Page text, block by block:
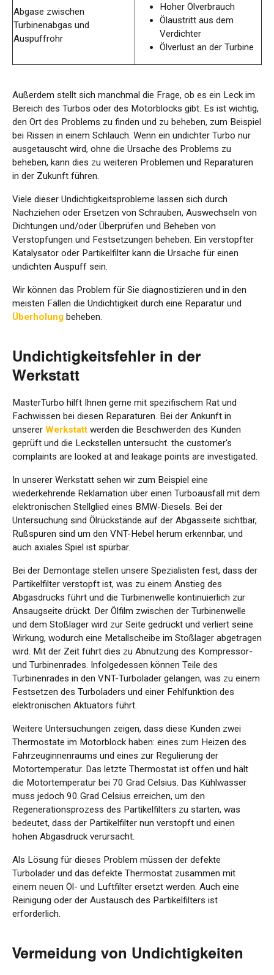
Abgase zwischen
Turbinenabgas und
Auspuffrohr
Hoher Ölverbrauch
Ölaustritt aus dem
Verdichter
Ölverlust an der Turbine
Außerdem stellt sich manchmal die Frage, ob es ein Leck im
Bereich des Turbos oder des Motorblocks gibt. Es ist wichtig,
den Ort des Problems zu finden und zu beheben, zum Beispiel
bei Rissen in einem Schlauch. Wenn ein undichter Turbo nur
ausgetauscht wird, ohne die Ursache des Problems zu
beheben, kann dies zu weiteren Problemen und Reparaturen
in der Zukunft führen.
Viele dieser Undichtigkeitsprobleme lassen sich durch
Nachziehen oder Ersetzen von Schrauben, Auswechseln von
Dichtungen und/oder Überprüfen und Beheben von
Verstopfungen und Festsetzungen beheben. Ein verstopfter
Katalysator oder Partikelfilter kann die Ursache für einen
undichten Auspuff sein.
Wir können das Problem für Sie diagnostizieren und in den
meisten Fällen die Undichtigkeit durch eine Reparatur und
Überholung beheben.
Undichtigkeitsfehler in der
Werkstatt
MasterTurbo hilft Ihnen gerne mit spezifischem Rat und
Fachwissen bei diesen Reparaturen. Bei der Ankunft in
unserer Werkstatt werden die Beschwerden des Kunden
geprüft und die Leckstellen untersucht. the customer's
complaints are looked at and leakage points are investigated.
In unserer Werkstatt sehen wir zum Beispiel eine
wiederkehrende Reklamation über einen Turboausfall mit dem
elektronischen Stellglied eines BMW-Diesels. Bei der
Untersuchung sind Ölrückstände auf der Abgasseite sichtbar,
Rußspuren sind um den VNT-Hebel herum erkennbar, und
auch axiales Spiel ist spürbar.
Bei der Demontage stellen unsere Spezialisten fest, dass der
Partikelfilter verstopft ist, was zu einem Anstieg des
Abgasdrucks führt und die Turbinenwelle kontinuierlich zur
Ansaugseite drückt. Der Ölfilm zwischen der Turbinenwelle
und dem Stoßlager wird zur Seite gedrückt und verliert seine
Wirkung, wodurch eine Metallscheibe im Stoßlager abgetragen
wird. Mit der Zeit führt dies zu Abnutzung des Kompressor-
und Turbinenrades. Infolgedessen können Teile des
Turbinenrades in den VNT-Turbolader gelangen, was zu einem
Festsetzen des Turboladers und einer Fehlfunktion des
elektronischen Aktuators führt.
Weitere Untersuchungen zeigen, dass diese Kunden zwei
Thermostate im Motorblock haben: eines zum Heizen des
Fahrzeuginnenraums und eines zur Regulierung der
Motortemperatur. Das letzte Thermostat ist offen und hält
die Motortemperatur bei 70 Grad Celsius. Das Kühlwasser
muss jedoch 90 Grad Celsius erreichen, um den
Regenerationsprozess des Partikelfilters zu starten, was
bedeutet, dass der Partikelfilter nun verstopft und einen
hohen Abgasdruck verursacht.
Als Lösung für dieses Problem müssen der defekte
Turbolader und das defekte Thermostat zusammen mit
einem neuen Öl- und Luftfilter ersetzt werden. Auch eine
Reinigung oder der Austausch des Partikelfilters ist
erforderlich.
Vermeidung von Undichtigkeiten